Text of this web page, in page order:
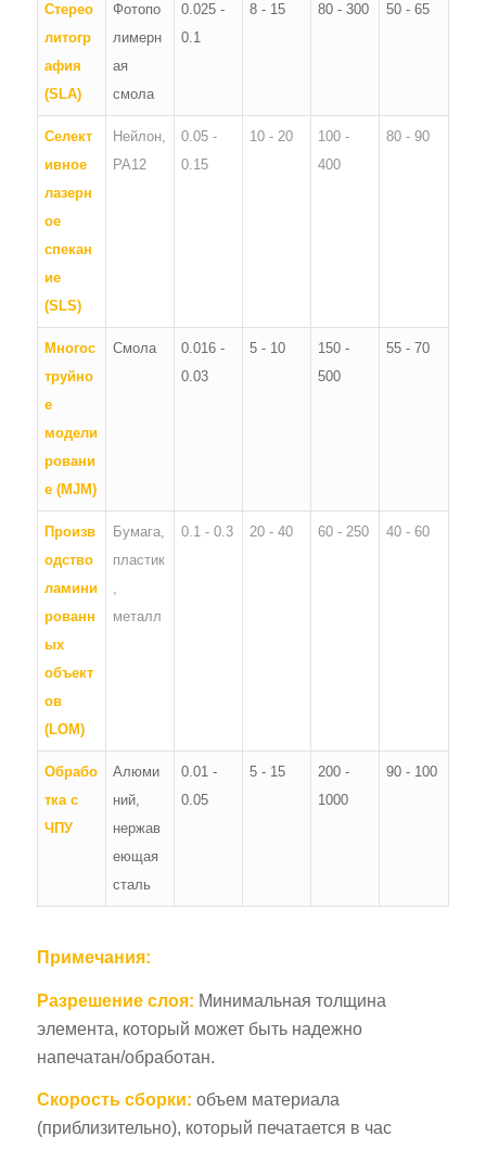
Стерео
литогр
афия
(SLA)
Фотопо
лимерн
ая
смола
0.025 -
0.1
8 - 15 80 - 300 50 - 65
Селект
ивное
лазерн
ое
спекан
ие
(SLS)
Нейлон,
PA12
0.05 -
0.15
10 - 20
100 -
400
80 - 90
Многос
труйно
е
модели
ровани
е (MJM)
Смола
0.016 -
0.03
5 - 10
150 -
500
55 - 70
Произв
одство
ламини
рованн
ых
объект
ов
(LOM)
Бумага,
пластик
,
металл
0.1 - 0.3 20 - 40 60 - 250 40 - 60
Обрабо
тка с
ЧПУ
Алюми
ний,
нержав
еющая
сталь
0.01 -
0.05
5 - 15
200 -
1000
90 - 100
Примечания:
Разрешение слоя: Минимальная толщина
элемента, который может быть надежно
напечатан/обработан.
Скорость сборки: объем материала
(приблизительно), который печатается в час